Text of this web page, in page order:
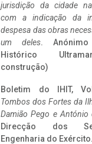
jurisdição da cidade
com a indicação da
despesa das obras
um deles.
Histórico
construção)
Boletim do IHIT,
Tombos dos Fortes da
Damião Pego e António
Direcção dos
Engenharia do Exército.